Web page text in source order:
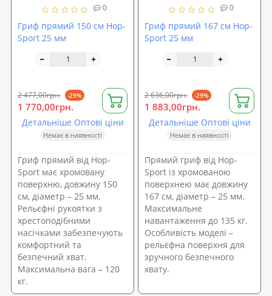
0
Гриф прямий 150 см Hop-
Sport 25 мм
2 477,00грн. -29%
1 770,00грн.
Детальніше Оптові ціни
Немає в наявності
Гриф прямий від Hop-
Sport має хромовану
поверхню, довжину 150
см, діаметр – 25 мм.
Рельєфні рукоятки з
хрестоподібними
насічками забезпечують
комфортний та
безпечний хват.
Максимальна вага – 120
кг.
0
Гриф прямий 167 см Hop-
Sport 25 мм
2 636,00грн. -29%
1 883,00грн.
Детальніше Оптові ціни
Немає в наявності
Прямий гриф від Hop-
Sport із хромованою
поверхнею має довжину
167 см, діаметр – 25 мм.
Максимальне
навантаження до 135 кг.
Особливість моделі –
рельєфна поверхня для
зручного безпечного
хвату.